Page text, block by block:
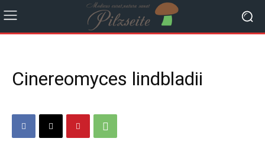
Cinereomyces lindbladii